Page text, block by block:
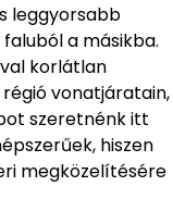
leggyorsabb
a másikba.
korlátlan
vonatjáratain,
szeretnénk itt
hiszen
megközelítésére